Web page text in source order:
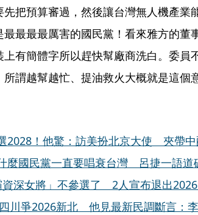
先把預算審過，然後讓台灣無人機產業
最最最厲害的國民黨！看來雅方的董
有簡體字所以趕快幫廠商洗白。委員
謂越幫越忙、提油救火大概就是這個
2028！他驚：訪美扮北京大使 夾帶
麼國民黨一直要唱衰台灣 呂捷一語道
深女將」不參選了 2人宣布退出
川爭2026新北 他見最新民調斷言：